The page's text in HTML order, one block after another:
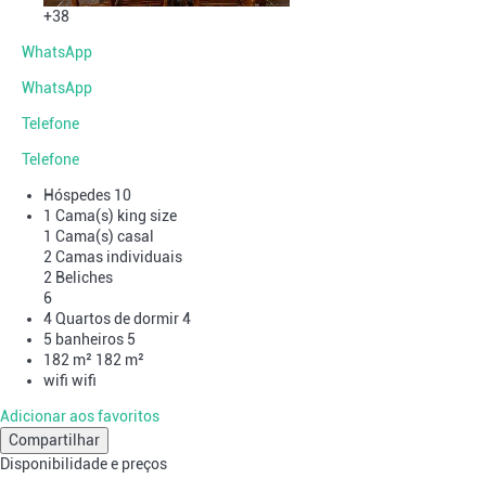
+38
WhatsApp
WhatsApp
Telefone
Telefone
Hóspedes 10
1 Cama(s) king size
1 Cama(s) casal
2 Camas individuais
2 Beliches
6
4 Quartos de dormir4
5 banheiros 5
182 m² 182 m²
wifi wifi
Adicionar aos favoritos
Compartilhar
Disponibilidade e preços